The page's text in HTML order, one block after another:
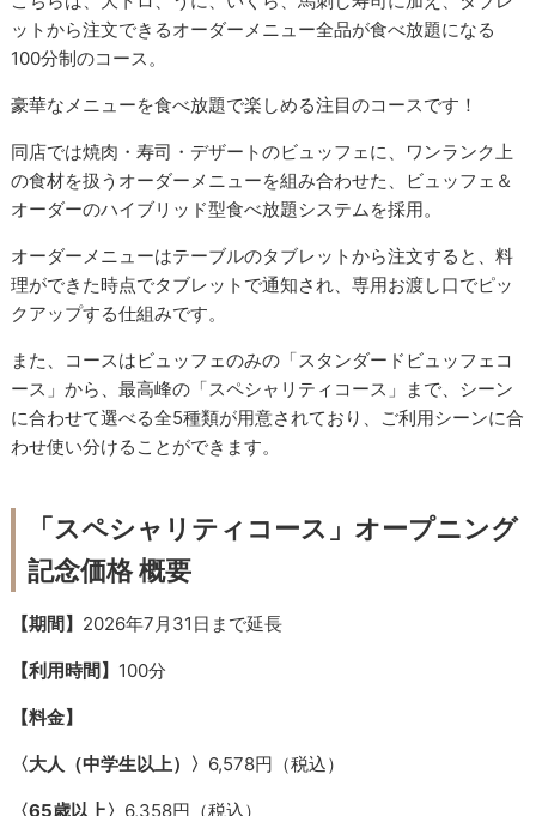
ットから注文できるオーダーメニュー全品が食べ放題になる
100分制のコース。
豪華なメニューを食べ放題で楽しめる注目のコースです！
同店では焼肉・寿司・デザートのビュッフェに、ワンランク上
の食材を扱うオーダーメニューを組み合わせた、ビュッフェ＆
オーダーのハイブリッド型食べ放題システムを採用。
オーダーメニューはテーブルのタブレットから注文すると、料
理ができた時点でタブレットで通知され、専用お渡し口でピッ
クアップする仕組みです。
また、コースはビュッフェのみの「スタンダードビュッフェコ
ース」から、最高峰の「スペシャリティコース」まで、シーン
に合わせて選べる全5種類が用意されており、ご利用シーンに合
わせ使い分けることができます。
「スペシャリティコース」オープニング
記念価格 概要
【期間】 2026年7月31日まで延長
【利用時間】 100分
【料金】
〈大人（中学生以上）〉 6,578円（税込）
〈65歳以上〉 6,358円（税込）